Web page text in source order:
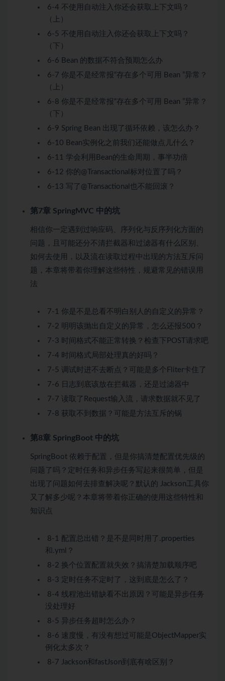
6-4 不使用自动注入你还会获取上下文吗？
（上）
6-5 不使用自动注入你还会获取上下文吗？
（下）
6-6 Bean 的数据不符合预期怎么办
6-7 你是不是经常报“存在多个可用 Bean ”异常？
（上）
6-8 你是不是经常报“存在多个可用 Bean ”异常？
（下）
6-9 Spring Bean 出现了循环依赖，该怎么办？
6-10 Bean实例化之前我们还能做点儿什么？
6-11 学会利用Bean的生命周期，事半功倍
6-12 你的@Transactional标对位置了吗？
6-13 写了@Transactional也不能回滚？
第7章 SpringMVC 中的坑
相信你一定遇到过响应码、序列化与反序列化方面的
问题，且可能还分不清拦截器和过滤器有什么区别、
如何去使用，以及流在读取过程中出现的方法互斥问
题，本章将带着你理解这些特性，规避常见的错误用
法
7-1 你是不是总看不明白别人的自定义的异常？
7-2 明明该抛出自定义的异常，怎么还报500？
7-3 时间格式不能正常转换？检查下POST请求吧
7-4 时间格式局部处理真的好吗？
7-5 调试时进不去断点？可能是多个Fliter卡住了
7-6 日志到底该放在拦截器，还是过滤器中
7-7 读取了Request输入流，请求数据就不见了
7-8 获取不到数据？可能是方法互斥的锅
第8章 SpringBoot 中的坑
SpringBoot 依赖于配置，但是你搞清楚配置优先级的
问题了吗？定时任务和异步任务写起来很简单，但是
出现了问题如何去排查解决呢？默认的 Jackson工具你
又了解多少呢？本章将带着你正确的使用这些特性和
知识点
8-1 配置总出错？是不是同时用了.properties
和.yml？
8-2 换个位置配置就失效？搞清楚加载顺序吧
8-3 定时任务不定时了，这到底是怎么了？
8-4 线程池出错缺看不出原因？可能是异步任务
没处理好
8-5 异步任务超时怎么办？
8-6 速度慢，有没有想过可能是ObjectMapper实
例化太多次？
8-7 Jackson和fastJson到底有啥区别？